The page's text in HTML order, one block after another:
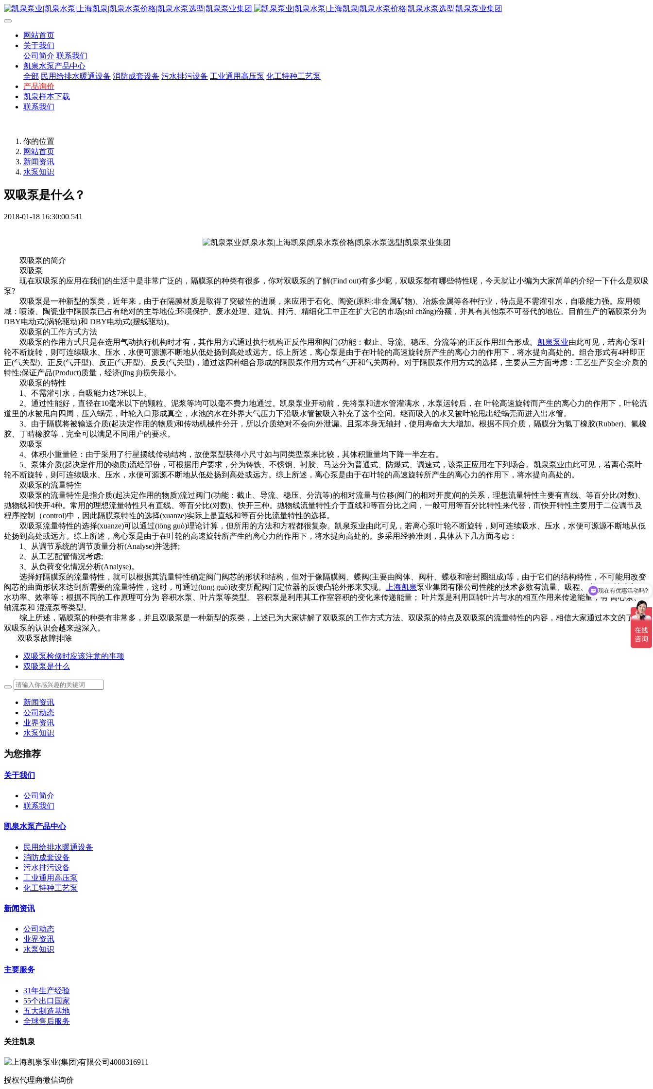
网站首页
关于我们
公司简介 联系我们
凯泉水泵产品中心
全部 民用给排水暖通设备 消防成套设备 污水排污设备 工业通用高压泵 化工特种工艺泵
产品询价
凯泉样本下载
联系我们
你的位置
网站首页
新闻资讯
水泵知识
双吸泵是什么？
2018-01-18 16:30:00 541
双吸泵的简介
双吸泵
现在双吸泵的应用在我们的生活中是非常广泛的，隔膜泵的种类有很多，你对双吸泵的了解(Find out)有多少呢，双吸泵都有哪些特性呢，今天就让小编为大家简单的介绍一下什么是双吸
泵?
双吸泵是一种新型的泵类，近年来，由于在隔膜材质是取得了突破性的进展，来应用于石化、陶瓷(原料:非金属矿物)、冶炼金属等各种行业，特点是不需灌引水，自吸能力强。应用领
域：喷漆、陶瓷业中隔膜泵已占有绝对的主导地位;环境保护、废水处理、建筑、排污、精细化工中正在扩大它的市场(shì chǎng)份额，并具有其他泵不可替代的地位。目前生产的隔膜泵分为
DBY电动式(涡轮驱动)和 DBY电动式(摆线驱动)。
双吸泵的工作方式方法
双吸泵的作用方式只是在选用气动执行机构时才有，其作用方式通过执行机构正反作用和阀门(功能：截止、导流、稳压、分流等)的正反作用组合形成。 凯泉泵业由此可见，若离心泵叶
轮不断旋转，则可连续吸水、压水，水便可源源不断地从低处扬到高处或远方。综上所述，离心泵是由于在叶轮的高速旋转所产生的离心力的作用下，将水提向高处的。组合形式有4种即正
正(气关型)、正反(气开型)、反正(气开型)、反反(气关型)，通过这四种组合形成的隔膜泵作用方式有气开和气关两种。对于隔膜泵作用方式的选择，主要从三方面考虑：工艺生产安全;介质的
特性;保证产品(Product)质量，经济(jīng jì)损失最小。
双吸泵的特性
1、不需灌引水，自吸能力达7米以上。
2、通过性能好，直径在10毫米以下的颗粒、泥浆等均可以毫不费力地通过。凯泉泵业开动前，先将泵和进水管灌满水，水泵运转后，在 叶轮高速旋转而产生的离心力的作用下，叶轮流
道里的水被甩向四周，压入蜗壳，叶轮入口形成真空，水池的水在外界大气压力下沿吸水管被吸入补充了这个空间。继而吸入的水又被叶轮甩出经蜗壳而进入出水管。
3、由于隔膜将被输送介质(起决定作用的物质)和传动机械件分开，所以介质绝对不会向外泄漏。且泵本身无轴封，使用寿命大大增加。根据不同介质，隔膜分为氯丁橡胶(Rubber)、氟橡
胶、丁晴橡胶等，完全可以满足不同用户的要求。
双吸泵
4、体积小重量轻：由于采用了行星摆线传动结构，故使泵型获得小尺寸如与同类型泵来比较，其体积重量均下降一半左右。
5、泵体介质(起决定作用的物质)流经部份，可根据用户要求，分为铸铁、不锈钢、衬胶、马达分为普通式、防爆式、调速式，该泵正应用在下列场合。凯泉泵业由此可见，若离心泵叶
轮不断旋转，则可连续吸水、压水，水便可源源不断地从低处扬到高处或远方。综上所述，离心泵是由于在叶轮的高速旋转所产生的离心力的作用下，将水提向高处的。
双吸泵的流量特性
双吸泵的流量特性是指介质(起决定作用的物质)流过阀门(功能：截止、导流、稳压、分流等)的相对流量与位移(阀门的相对开度)间的关系，理想流量特性主要有直线、等百分比(对数)、
抛物线和快开4种。常用的理想流量特性只有直线、等百分比(对数)、快开三种。抛物线流量特性介于直线和等百分比之间，一般可用等百分比特性来代替，而快开特性主要用于二位调节及
程序控制（control)中，因此隔膜泵特性的选择(xuanze)实际上是直线和等百分比流量特性的选择。
双吸泵流量特性的选择(xuanze)可以通过(tōng guò)理论计算，但所用的方法和方程都很复杂。凯泉泵业由此可见，若离心泵叶轮不断旋转，则可连续吸水、压水，水便可源源不断地从低
处扬到高处或远方。综上所述，离心泵是由于在叶轮的高速旋转所产生的离心力的作用下，将水提向高处的。多采用经验准则，具体从下几方面考虑：
1、从调节系统的调节质量分析(Analyse)并选择;
2、从工艺配管情况考虑;
3、从负荷变化情况分析(Analyse)。
选择好隔膜泵的流量特性，就可以根据其流量特性确定阀门阀芯的形状和结构，但对于像隔膜阀、蝶阀(主要由阀体、阀杆、蝶板和密封圈组成)等，由于它们的结构特性，不可能用改变
阀芯的曲面形状来达到所需要的流量特性，这时，可通过(tōng guò)改变所配阀门定位器的反馈凸轮外形来实现。
上海凯泉泵业集团有限公司性能的技术参数有流量、吸程、 扬程、轴功率、
水功率、效率等；根据不同的工作原理可分为 容积水泵、叶片泵等类型。 容积泵是利用其工作室容积的变化来传递能量； 叶片泵是利用回转叶片与水的相互作用来传递能量，有 离心泵、
轴流泵和 混流泵等类型。
综上所述，隔膜泵的种类有非常多，并且双吸泵是一种新型的泵类，上述已为大家讲解了双吸泵的工作方式方法、双吸泵的特点及双吸泵的流量特性的内容，相信大家通过本文的了解对
双吸泵的认识会越来越深入。
双吸泵故障排除
双吸泵检修时应该注意的事项
双吸泵是什么
新闻资讯
公司动态
业界资讯
水泵知识
为您推荐
关于我们
公司简介
联系我们
凯泉水泵产品中心
民用给排水暖通设备
消防成套设备
污水排污设备
工业通用高压泵
化工特种工艺泵
新闻资讯
公司动态
业界资讯
水泵知识
主要服务
31年生产经验
55个出口国家
五大制造基地
全球售后服务
关注凯泉
授权代理商微信询价
凯泉的排污泵
现在有优惠活动吗?